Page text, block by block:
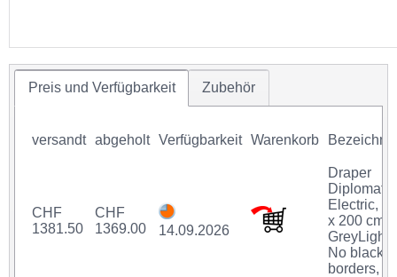
Preis und Verfügbarkeit Zubehör
versandt abgeholt Verfügbarkeit Warenkorb
CHF
1381.50
CHF
1369.00
14.09.2026
Draper
Diplomat
Electric,
x 200 cm,
GreyLight,
No black
borders,